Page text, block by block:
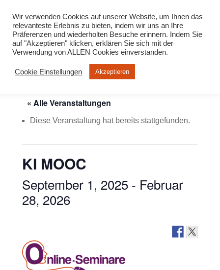
« Alle Veranstaltungen
Diese Veranstaltung hat bereits stattgefunden.
KI MOOC
September 1, 2025- Februar
28, 2026
Wir verwenden Cookies auf unserer Website, um Ihnen das
relevanteste Erlebnis zu bieten, indem wir uns an Ihre
Präferenzen und wiederholten Besuche erinnern. Indem Sie
auf "Akzeptieren" klicken, erklären Sie sich mit der
Verwendung von ALLEN Cookies einverstanden.
Cookie Einstellungen Akzeptieren